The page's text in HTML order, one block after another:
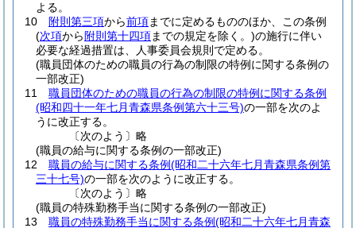
よる。
10
附則第三項から前項までに定めるもののほか、この条例
(次項から 附則第十四項までの規定を除く。)の施行に伴い
必要な経過措置は、人事委員会規則で定める。
(職員団体のための職員の行為の制限の特例に関する条例の
一部改正)
11
職員団体のための職員の行為の制限の特例に関する条例
(昭和四十一年七月青森県条例第六十三号)の一部を次のよ
うに改正する。
〔次のよう〕略
(職員の給与に関する条例の一部改正)
12
職員の給与に関する条例(昭和二十六年七月青森県条例第
三十七号)の一部を次のように改正する。
〔次のよう〕略
(職員の特殊勤務手当に関する条例の一部改正)
13
職員の特殊勤務手当に関する条例(昭和二十六年七月青森